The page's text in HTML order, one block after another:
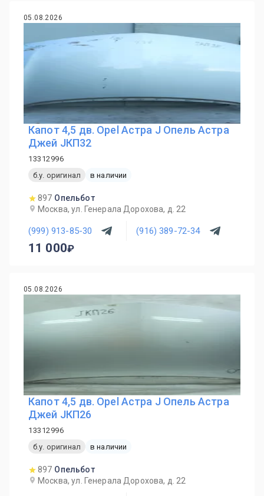
05.08.2026
Капот 4,5 дв. Opel Астра J Опель Астра
Джей JКП32
13312996
б.у. оригинал
в наличии
897 Опельбот
Москва, ул. Генерала Дорохова, д. 22
(999) 913-85-30 (916) 389-72-34
11 000
05.08.2026
Капот 4,5 дв. Opel Астра J Опель Астра
Джей JКП26
13312996
б.у. оригинал
в наличии
897 Опельбот
Москва, ул. Генерала Дорохова, д. 22